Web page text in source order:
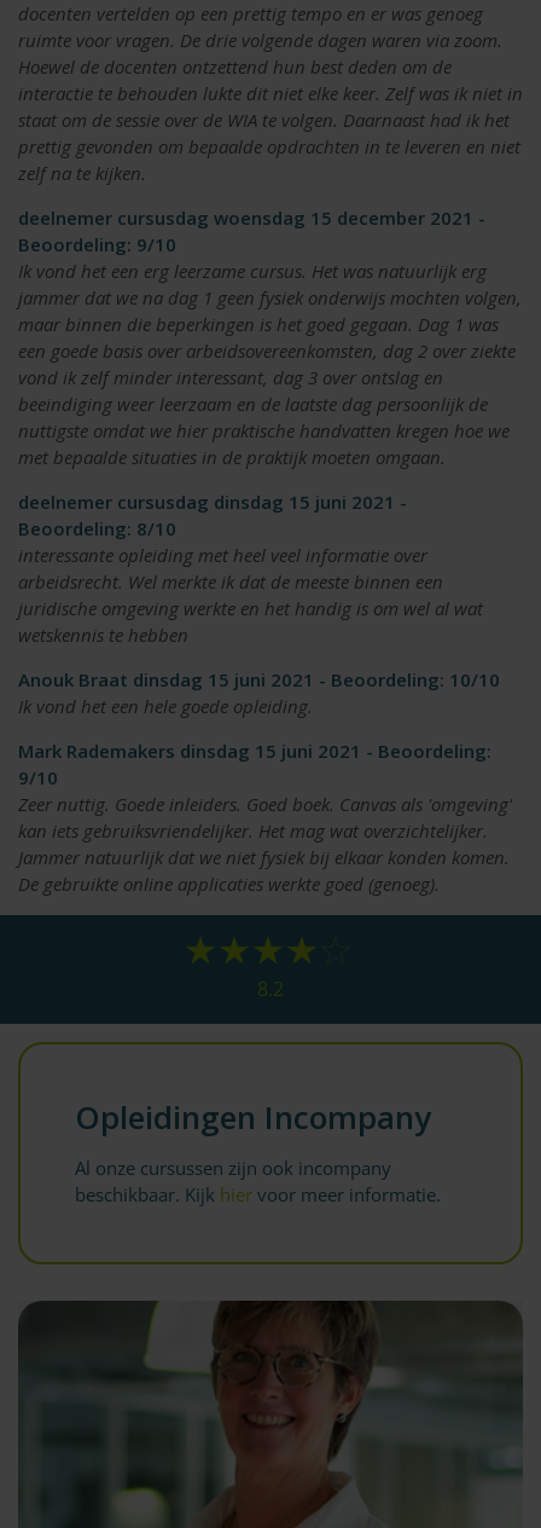
docenten vertelden op een prettig tempo en er was genoeg
ruimte voor vragen. De drie volgende dagen waren via zoom.
Hoewel de docenten ontzettend hun best deden om de
interactie te behouden lukte dit niet elke keer. Zelf was ik niet in
staat om de sessie over de WIA te volgen. Daarnaast had ik het
prettig gevonden om bepaalde opdrachten in te leveren en niet
zelf na te kijken.
deelnemer cursusdag woensdag 15 december 2021 -
Beoordeling: 9/10
Ik vond het een erg leerzame cursus. Het was natuurlijk erg
jammer dat we na dag 1 geen fysiek onderwijs mochten volgen,
maar binnen die beperkingen is het goed gegaan. Dag 1 was
een goede basis over arbeidsovereenkomsten, dag 2 over ziekte
vond ik zelf minder interessant, dag 3 over ontslag en
beeindiging weer leerzaam en de laatste dag persoonlijk de
nuttigste omdat we hier praktische handvatten kregen hoe we
met bepaalde situaties in de praktijk moeten omgaan.
deelnemer cursusdag dinsdag 15 juni 2021 -
Beoordeling: 8/10
interessante opleiding met heel veel informatie over
arbeidsrecht. Wel merkte ik dat de meeste binnen een
juridische omgeving werkte en het handig is om wel al wat
wetskennis te hebben
Anouk Braat dinsdag 15 juni 2021 - Beoordeling: 10/10
Ik vond het een hele goede opleiding.
Mark Rademakers dinsdag 15 juni 2021 - Beoordeling:
9/10
Zeer nuttig. Goede inleiders. Goed boek. Canvas als 'omgeving'
kan iets gebruiksvriendelijker. Het mag wat overzichtelijker.
Jammer natuurlijk dat we niet fysiek bij elkaar konden komen.
De gebruikte online applicaties werkte goed (genoeg).
8.2
Opleidingen Incompany
Al onze cursussen zijn ook incompany
beschikbaar. Kijk hier voor meer informatie.